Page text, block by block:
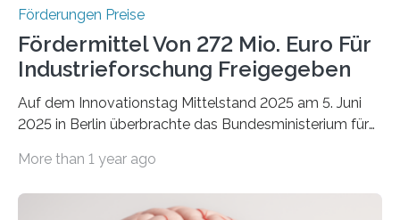
Förderungen Preise
Fördermittel Von 272 Mio. Euro Für
Industrieforschung Freigegeben
Auf dem Innovationstag Mittelstand 2025 am 5. Juni
2025 in Berlin überbrachte das Bundesministerium für
Überplanmäßige Verpflichtungsermächtigungen in
Woche vom Haushaltsausschuss freigegeben – unter
More than 1 year ago